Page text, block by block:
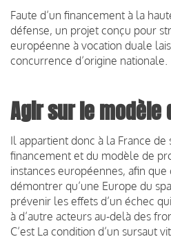
Faute d’un financement à la
défense, un projet conçu pour
européenne à vocation duale
concurrence d’origine nationale.
Agir sur le
Il appartient donc à la France
financement et du modèle de
instances européennes, afin
démontrer qu’une Europe du
prévenir les effets d’un échec
à d’autre acteurs au-delà des
C’est La condition d’un sursaut